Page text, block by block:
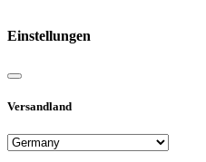
Einstellungen
Versandland